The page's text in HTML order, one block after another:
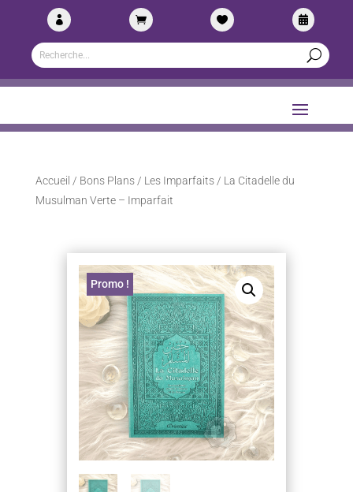
   
Accueil / Bons Plans/ Les Imparfaits/ La Citadelle du
Musulman Verte – Imparfait
Promo !